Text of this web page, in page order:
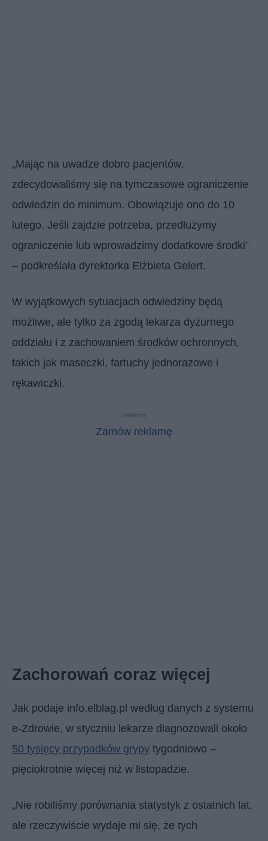
„Mając na uwadze dobro pacjentów,
zdecydowaliśmy się na tymczasowe ograniczenie
odwiedzin do minimum. Obowiązuje ono do 10
lutego. Jeśli zajdzie potrzeba, przedłużymy
ograniczenie lub wprowadzimy dodatkowe środki”
– podkreślała dyrektorka Elżbieta Gelert.
W wyjątkowych sytuacjach odwiedziny będą
możliwe, ale tylko za zgodą lekarza dyżurnego
oddziału i z zachowaniem środków ochronnych,
takich jak maseczki, fartuchy jednorazowe i
rękawiczki.
reklama
Zamów reklamę
Zachorowań coraz więcej
Jak podaje info.elblag.pl według danych z systemu
e-Zdrowie, w styczniu lekarze diagnozowali około
50 tysięcy przypadków grypy tygodniowo –
pięciokrotnie więcej niż w listopadzie.
„Nie robiliśmy porównania statystyk z ostatnich lat,
ale rzeczywiście wydaje mi się, że tych